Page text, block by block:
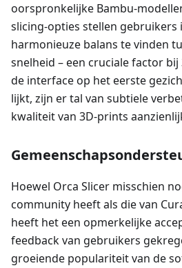
oorspronkelijke Bambu-
slicing-opties stellen gebruikers
harmonieuze balans te vinden
snelheid – een cruciale factor
de interface op het eerste
lijkt, zijn er tal van subtiele
kwaliteit van 3D-prints
Hoewel Orca Slicer misschien
community heeft als die van
heeft het een opmerkelijke
feedback van gebruikers
groeiende populariteit van de